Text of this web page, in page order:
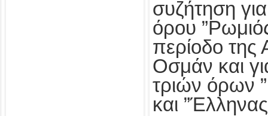
συζήτηση
όρου
περίοδο της
Οσμάν και
τριών όρων
και